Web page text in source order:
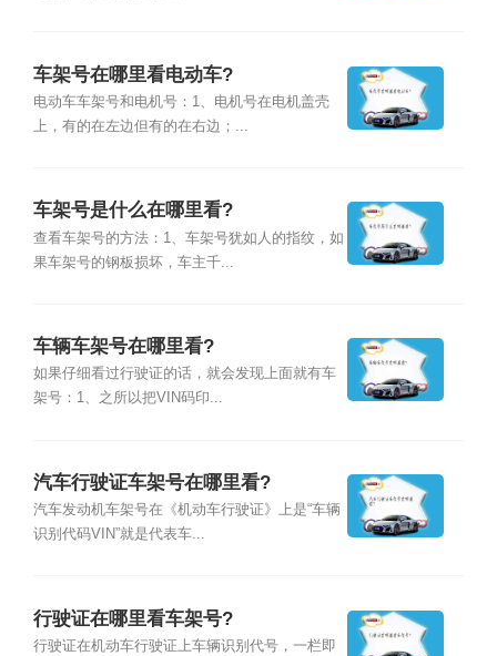
车架号在哪里看电动车?
电动车车架号和电机号：1、电机号在电机盖壳
上，有的在左边但有的在右边；...
车架号是什么在哪里看?
查看车架号的方法：1、车架号犹如人的指纹，如
果车架号的钢板损坏，车主千...
车辆车架号在哪里看?
如果仔细看过行驶证的话，就会发现上面就有车
架号：1、之所以把VIN码印...
汽车行驶证车架号在哪里看?
汽车发动机车架号在《机动车行驶证》上是“车辆
识别代码VIN”就是代表车...
行驶证在哪里看车架号?
行驶证在机动车行驶证上车辆识别代号，一栏即